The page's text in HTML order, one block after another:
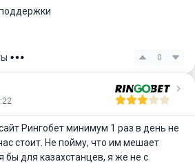
0
Рингобет минимум 1 раз в день не
стоит. Не пойму, что им мешает
бы для казахстанцев, я же не с